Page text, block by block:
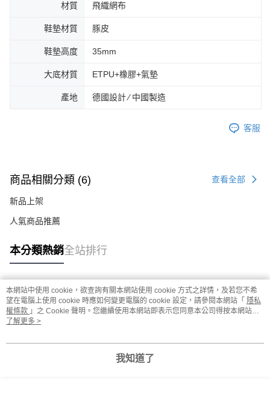
材質 飛織網布
鞋墊材質 豚皮
鞋墊高度 35mm
大底材質 ETPU+橡膠+氣墊
產地 德國設計 ∕ 中國製造
客服
商品相關分類 (6) 查看全部
新品上架
人氣商品推薦
本分類熱銷全站排行
熱門標籤
本網站中使用 cookie，欲查詢有關本網站使用 cookie 方式之詳情，及若您不希
望在電腦上使用 cookie 時應如何變更電腦的 cookie 設定，請參閱本網站「 隱私
權條款 」之 Cookie 聲明。您繼續使用本網站即表示您同意本公司得按本網站使
用條款之 Cookie 聲明使用 cookie。
了解更多 >
我知道了